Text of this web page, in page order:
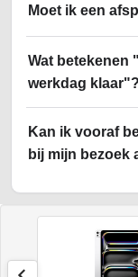
Moet ik een
Wat betekenen
werkdag klaar"?
Kan ik vooraf
bij mijn bezoek